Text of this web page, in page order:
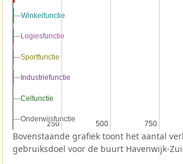
250
250 500
500 750
750
Winkelfunctie
Winkelfunctie
Logiesfunctie
Logiesfunctie
Sportfunctie
Sportfunctie
Industriefunctie
Industriefunctie
Celfunctie
Celfunctie
Onderwijsfunctie
Onderwijsfunctie
Bovenstaande grafiek toont het aantal
gebruiksdoel voor de buurt Havenwijk-